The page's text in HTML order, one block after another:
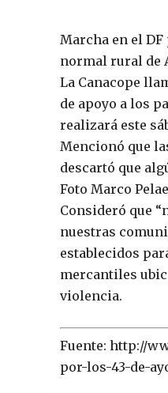
Marcha en el
normal rural de
La Canacope
de apoyo a los
realizará este
Mencionó que
descartó que
Foto Marco
Consideró que
nuestras
establecidos
mercantiles
violencia.
Fuente: http://
por-los-43-de-